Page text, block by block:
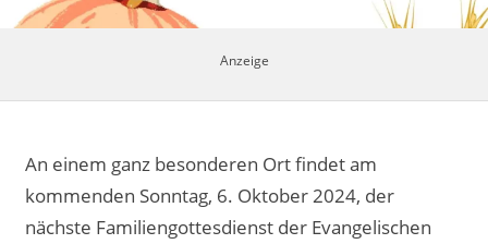
An einem ganz besonderen Ort findet am
kommenden Sonntag, 6. Oktober 2024, der
nächste Familiengottesdienst der Evangelischen